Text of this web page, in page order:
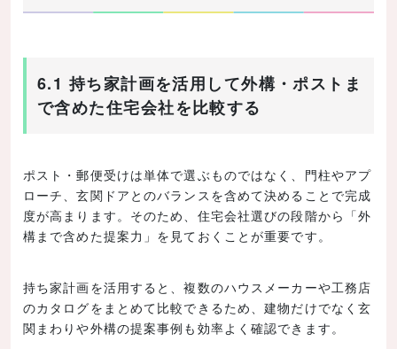
6.1 持ち家計画を活用して外構・ポストま
で含めた住宅会社を比較する
ポスト・郵便受けは単体で選ぶものではなく、門柱やアプ
ローチ、玄関ドアとのバランスを含めて決めることで完成
度が高まります。そのため、住宅会社選びの段階から「外
構まで含めた提案力」を見ておくことが重要です。
持ち家計画を活用すると、複数のハウスメーカーや工務店
のカタログをまとめて比較できるため、建物だけでなく玄
関まわりや外構の提案事例も効率よく確認できます。